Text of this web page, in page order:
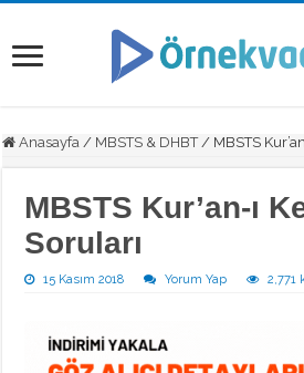
Anasayfa / MBSTS & DHBT / MBSTS
MBSTS Kur’an-ı
Soruları
15 Kasım 2018 Yorum Yap 2,771